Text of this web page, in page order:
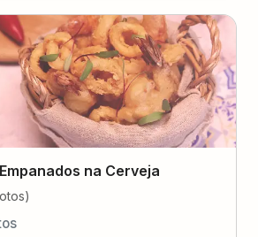
na Cerveja
s)